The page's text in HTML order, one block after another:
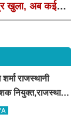
खुला, अब कई
राजस्थानी
नियुक्त,राजस्थानी
कई आयोजन होंगे